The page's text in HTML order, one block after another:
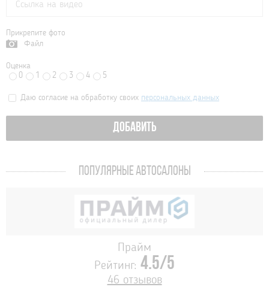
Прикрепите фото
Файл
Оценка
0
1 2 3 4 5
Даю согласие на обработку своих персональных данных
ДОБАВИТЬ
ПОПУЛЯРНЫЕ АВТОСАЛОНЫ
Прайм
Рейтинг: 4.5/5
46 отзывов